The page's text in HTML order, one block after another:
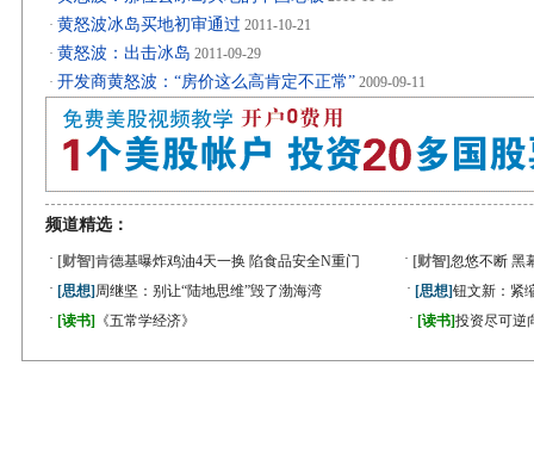
· 黄怒波冰岛买地初审通过 2011-10-21
· 黄怒波：出击冰岛 2011-09-29
· 开发商黄怒波：“房价这么高肯定不正常” 2009-09-11
频道精选：
· [财智]肯德基曝炸鸡油4天一换 陷食品安全N重门 · [财智]忽悠不断 黑
· [思想] 周继坚：别让“陆地思维”毁了渤海湾 · [思想]钮文新：紧
· [读书] 《五常学经济》 · [读书]投资尽可逆